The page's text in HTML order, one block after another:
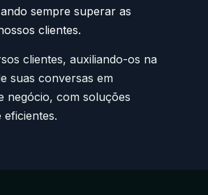
sempre superar as
clientes.
clientes, auxiliando-os na
suas conversas em
negócio, com soluções
eficientes.